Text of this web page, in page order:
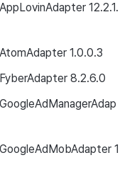
12.2.1.
1.0.0.3
8.2.6.0
1